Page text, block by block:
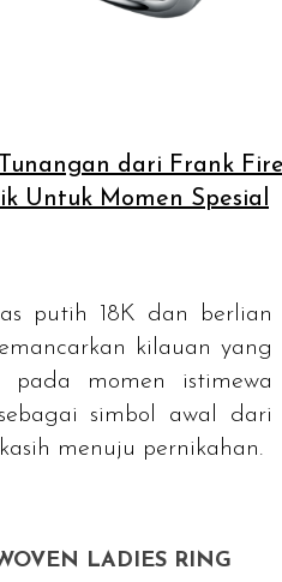
dari Frank
Untuk Momen Spesial
putih 18K dan berlian
kilauan yang
pada momen istimewa
simbol awal dari
menuju pernikahan.
LADIES RING